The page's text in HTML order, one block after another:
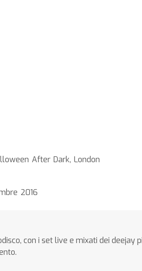
After Dark, London
2016
con i set live e mixati dei deejay